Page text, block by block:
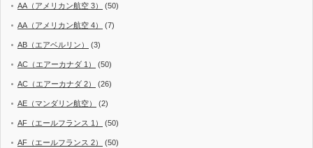
AA（アメリカン航空 3） (50)
AA（アメリカン航空 4） (7)
AB（エアベルリン） (3)
AC（エアーカナダ 1） (50)
AC（エアーカナダ 2） (26)
AE（マンダリン航空） (2)
AF（エールフランス 1） (50)
AF（エールフランス 2） (50)